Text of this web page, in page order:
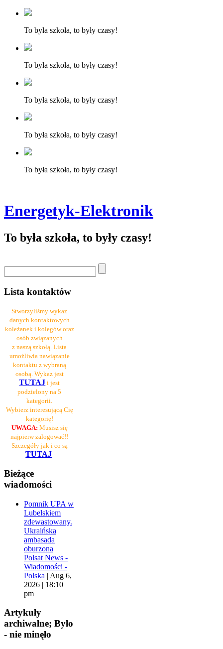
To była szkoła, to były czasy!
To była szkoła, to były czasy!
To była szkoła, to były czasy!
To była szkoła, to były czasy!
To była szkoła, to były czasy!
Energetyk-Elektronik
To była szkoła, to były czasy!
Lista kontaktów
Stworzyliśmy wykaz
danych kontaktowych
koleżanek i kolegów oraz
osób związanych
z naszą szkołą. Lista
umożliwia nawiązanie
kontaktu z wybraną
osobą. Wykaz jest
TUTAJ i jest
podzielony na 5
kategorii.
Wybierz interesującą Cię
kategorię!
UWAGA: Musisz się
najpierw zalogować!!
Szczegóły jak i co są
TUTAJ
Bieżące
wiadomości
Pomnik UPA w
Lubelskiem
zdewastowany.
Ukraińska
ambasada
oburzona
Polsat News -
Wiadomości -
Polska | Aug 6,
2026 | 18:10
pm
Artykuły
archiwalne; Było
- nie minęło